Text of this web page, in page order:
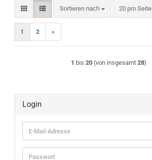
Sortieren nach
Sortieren nach 20 pro Seite
pro Seite
1 2 »
1 bis 20 (von insgesamt 28)
Login
E-
Mail-
Adresse
Passwort